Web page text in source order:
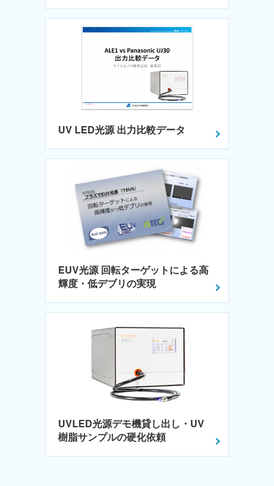
UV LED光源 出力比較データ
EUV光源 回転ターゲットによる高
輝度・低デブリの実現
UVLED光源デモ機貸し出し・UV
樹脂サンプルの硬化依頼